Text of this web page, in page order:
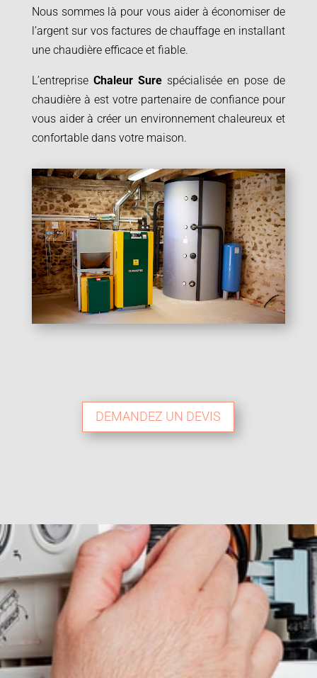
Nous sommes là pour vous aider à économiser de
l’argent sur vos factures de chauffage en installant
une chaudière efficace et fiable.
L’entreprise Chaleur Surespécialisée en pose de
chaudière à est votre partenaire de confiance pour
vous aider à créer un environnement chaleureux et
confortable dans votre maison.
DEMANDEZ UN DEVIS